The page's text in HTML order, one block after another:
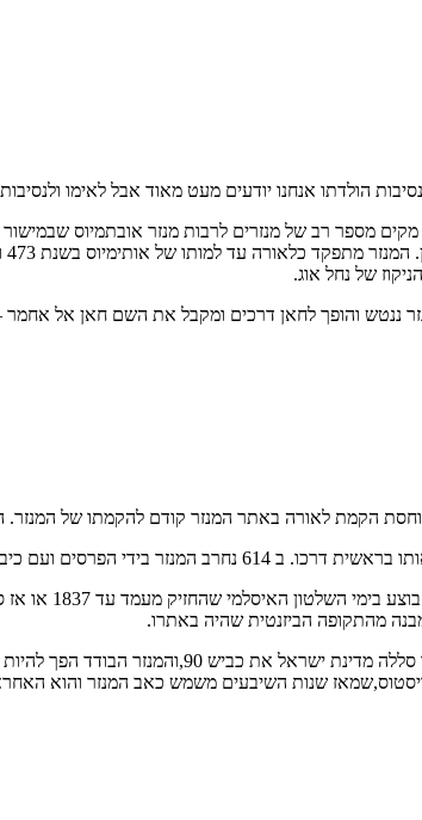
ובמהלך חייו באזור הוא מקים מספר רב של מנזרים לרבות
של נחל אוג.
הקמת לאורה באתר המנזר קודם להקמתו של המנזר.
המנזר ונזירים חוזרים לחיות בו.
מהתקופה הביזנטית שהיה באתרו.
שנות השיבעים משמש כאב המנזר והוא